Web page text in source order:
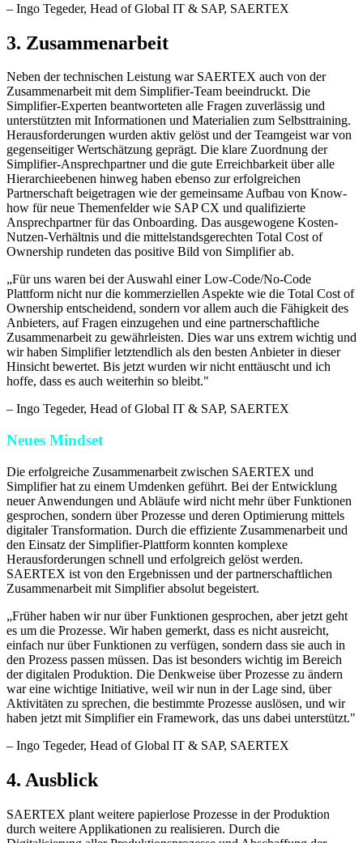
– Ingo Tegeder, Head of Global IT & SAP, SAERTEX
3. Zusammenarbeit
Neben der technischen Leistung war SAERTEX auch von der
Zusammenarbeit mit dem Simplifier-Team beeindruckt. Die
Simplifier-Experten beantworteten alle Fragen zuverlässig und
unterstützten mit Informationen und Materialien zum Selbsttraining.
Herausforderungen wurden aktiv gelöst und der Teamgeist war von
gegenseitiger Wertschätzung geprägt. Die klare Zuordnung der
Simplifier-Ansprechpartner und die gute Erreichbarkeit über alle
Hierarchieebenen hinweg haben ebenso zur erfolgreichen
Partnerschaft beigetragen wie der gemeinsame Aufbau von Know-
how für neue Themenfelder wie SAP CX und qualifizierte
Ansprechpartner für das Onboarding. Das ausgewogene Kosten-
Nutzen-Verhältnis und die mittelstandsgerechten Total Cost of
Ownership rundeten das positive Bild von Simplifier ab.
„Für uns waren bei der Auswahl einer Low-Code/No-Code
Plattform nicht nur die kommerziellen Aspekte wie die Total Cost of
Ownership entscheidend, sondern vor allem auch die Fähigkeit des
Anbieters, auf Fragen einzugehen und eine partnerschaftliche
Zusammenarbeit zu gewährleisten. Dies war uns extrem wichtig und
wir haben Simplifier letztendlich als den besten Anbieter in dieser
Hinsicht bewertet. Bis jetzt wurden wir nicht enttäuscht und ich
hoffe, dass es auch weiterhin so bleibt."
– Ingo Tegeder, Head of Global IT & SAP, SAERTEX
Neues Mindset
Die erfolgreiche Zusammenarbeit zwischen SAERTEX und
Simplifier hat zu einem Umdenken geführt. Bei der Entwicklung
neuer Anwendungen und Abläufe wird nicht mehr über Funktionen
gesprochen, sondern über Prozesse und deren Optimierung mittels
digitaler Transformation. Durch die effiziente Zusammenarbeit und
den Einsatz der Simplifier-Plattform konnten komplexe
Herausforderungen schnell und erfolgreich gelöst werden.
SAERTEX ist von den Ergebnissen und der partnerschaftlichen
Zusammenarbeit mit Simplifier absolut begeistert.
„Früher haben wir nur über Funktionen gesprochen, aber jetzt geht
es um die Prozesse. Wir haben gemerkt, dass es nicht ausreicht,
einfach nur über Funktionen zu verfügen, sondern dass sie auch in
den Prozess passen müssen. Das ist besonders wichtig im Bereich
der digitalen Produktion. Die Denkweise über Prozesse zu ändern
war eine wichtige Initiative, weil wir nun in der Lage sind, über
Aktivitäten zu sprechen, die bestimmte Prozesse auslösen, und wir
haben jetzt mit Simplifier ein Framework, das uns dabei unterstützt."
– Ingo Tegeder, Head of Global IT & SAP, SAERTEX
4. Ausblick
SAERTEX plant weitere papierlose Prozesse in der Produktion
durch weitere Applikationen zu realisieren. Durch die